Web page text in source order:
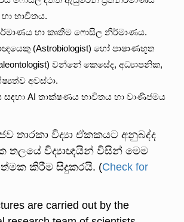
භාවිතය.
හා කෘතිම ෆොසිල නිර්මාණය.
(Astrobiologist) හෝ පාෂාණභූත
වන්නේ කෙසේද, අධ්‍යාපනික,
අවස්ථා.
සඳහා AI තාක්ෂණය භාවිතය හා වාණිජමය
තාරකා විද්‍යා ඒකකයට අනුබද්ද
තලයේ විද්‍යාඥයින් විසින් මෙම
කිරීම සිදුකරයි. (Check for
are carried out by the